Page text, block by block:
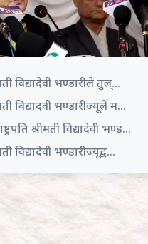
विद्यादेवी भण्डारीले तुल्...
विद्यादवी भण्डारीज्यूले म...
श्रीमती विद्यादेवी भण्ड...
विद्यादेवी भण्डारीज्यूद्व...